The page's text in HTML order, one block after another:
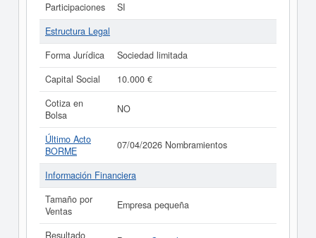
Participaciones
SI
Estructura Legal
Forma Jurídica
Sociedad limitada
Capital Social
10.000 €
Cotiza en
Bolsa
NO
Último Acto
BORME
07/04/2026 Nombramientos
Información Financiera
Tamaño por
Ventas
Empresa pequeña
Resultado